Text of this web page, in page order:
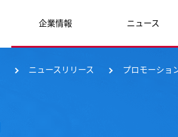
企業情報 ニュース
ニュースリリース プロモーショ